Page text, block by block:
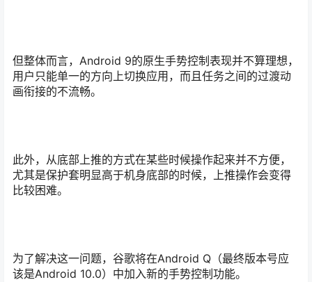
但整体而言，Android 9的原生手势控制表现并不算理想，
用户只能单一的方向上切换应用，而且任务之间的过渡动
画衔接的不流畅。
此外，从底部上推的方式在某些时候操作起来并不方便，
尤其是保护套明显高于机身底部的时候，上推操作会变得
比较困难。
为了解决这一问题，谷歌将在Android Q（最终版本号应
该是Android 10.0）中加入新的手势控制功能。